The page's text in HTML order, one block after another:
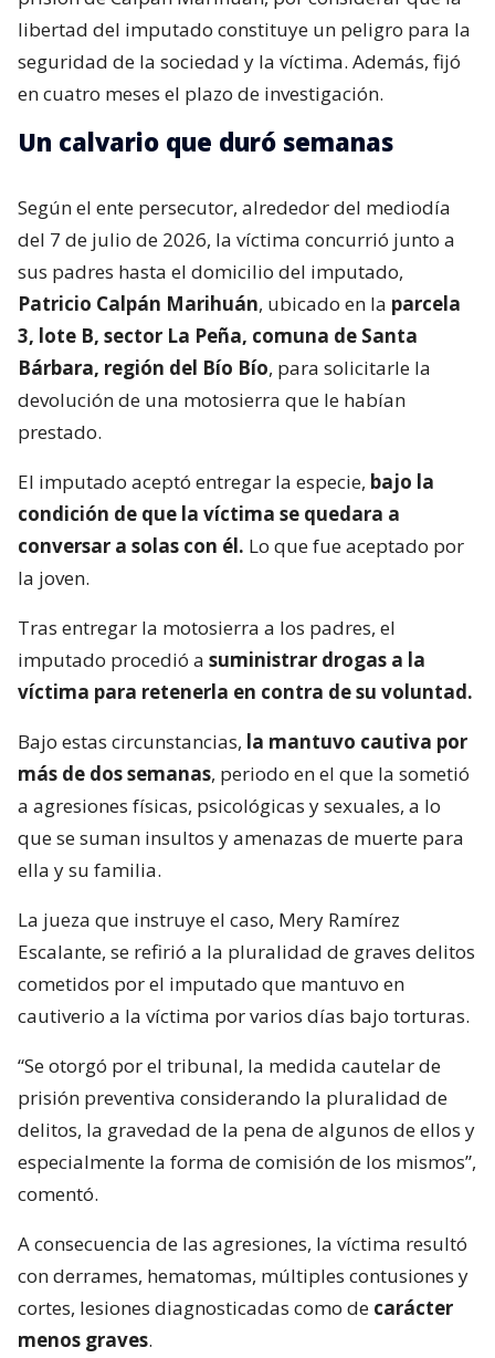
libertad del imputado constituye un peligro para la
seguridad de la sociedad y la víctima. Además, fijó
en cuatro meses el plazo de investigación.
Un calvario que duró semanas
Según el ente persecutor, alrededor del mediodía
del 7 de julio de 2026, la víctima concurrió junto a
sus padres hasta el domicilio del imputado,
Patricio Calpán Marihuán, ubicado en la parcela
3, lote B, sector La Peña, comuna de Santa
Bárbara, región del Bío Bío, para solicitarle la
devolución de una motosierra que le habían
prestado.
El imputado aceptó entregar la especie, bajo la
condición de que la víctima se quedara a
conversar a solas con él. Lo que fue aceptado por
la joven.
Tras entregar la motosierra a los padres, el
imputado procedió a suministrar drogas a la
víctima para retenerla en contra de su voluntad.
Bajo estas circunstancias, la mantuvo cautiva por
más de dos semanas, periodo en el que la sometió
a agresiones físicas, psicológicas y sexuales, a lo
que se suman insultos y amenazas de muerte para
ella y su familia.
La jueza que instruye el caso, Mery Ramírez
Escalante, se refirió a la pluralidad de graves delitos
cometidos por el imputado que mantuvo en
cautiverio a la víctima por varios días bajo torturas.
“Se otorgó por el tribunal, la medida cautelar de
prisión preventiva considerando la pluralidad de
delitos, la gravedad de la pena de algunos de ellos y
especialmente la forma de comisión de los mismos”,
comentó.
A consecuencia de las agresiones, la víctima resultó
con derrames, hematomas, múltiples contusiones y
cortes, lesiones diagnosticadas como de carácter
menos graves.